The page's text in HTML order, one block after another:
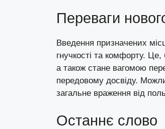
Переваги
Введення призначених
гнучкості та комфорту.
а також стане вагомою
передовому досвіду.
загальне враження від
Останнє слово